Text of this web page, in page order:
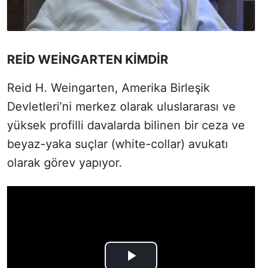
REİD WEİNGARTEN KİMDİR
Reid H. Weingarten, Amerika Birleşik
Devletleri’ni merkez olarak uluslararası ve
yüksek profilli davalarda bilinen bir ceza ve
beyaz-yaka suçlar (white-collar) avukatı
olarak görev yapıyor.